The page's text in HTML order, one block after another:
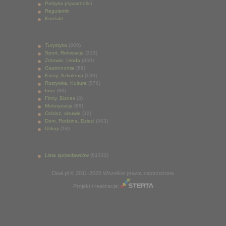
Polityka prywatności
Regulamin
Kontakt
Turystyka (309)
Sport, Rekreacja (313)
Zdrowie, Uroda (850)
Gastronomia (88)
Kursy, Szkolenia (130)
Rozrywka, Kultura (976)
Inne (90)
Firmy, Biznes (3)
Motoryzacja (69)
Odzież, obuwie (12)
Dom, Rodzina, Dzieci (363)
Usługi (16)
Lista sprzedawców (81332)
Deal.pl © 2011-2026 Wszelkie prawa zastrzeżone
Projekt i realizacja: